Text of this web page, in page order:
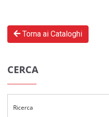
Torna ai Cataloghi
CERCA